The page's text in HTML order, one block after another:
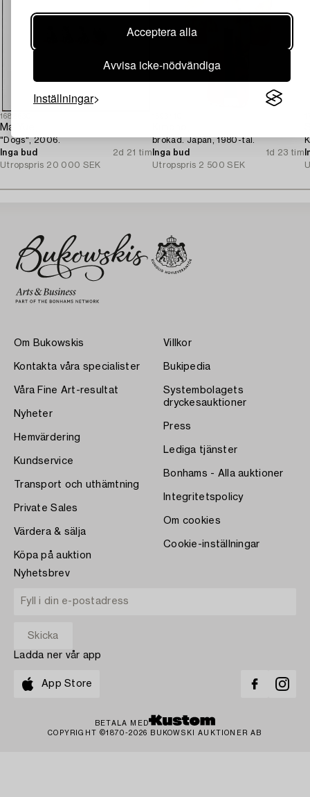
Acceptera alla
Avvisa icke-nödvändiga
Inställningar
1688630
Ma Yue,
"Dogs", 2006.
Inga bud
2d 21 tim
Utropspris 20 000 SEK
brokad. Japan, 1980-tal.
Inga bud
1d 23 tim
Utropspris 2 500 SEK
Om Bukowskis
Kontakta våra specialister
Våra Fine Art-resultat
Nyheter
Hemvärdering
Kundservice
Transport och uthämtning
Private Sales
Värdera & sälja
Köpa på auktion
Villkor
Bukipedia
Systembolagets
dryckesauktioner
Press
Lediga tjänster
Bonhams - Alla auktioner
Integritetspolicy
Om cookies
Cookie-inställningar
Nyhetsbrev
Ladda ner vår app
App Store
BETALA MED
COPYRIGHT ©1870-2026 BUKOWSKI AUKTIONER AB